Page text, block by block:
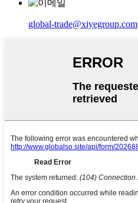
global-trade@xiyegroup.com